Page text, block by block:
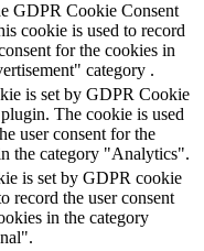
GDPR Cookie Consent
cookie is used to record
for the cookies in
category .
is set by GDPR Cookie
The cookie is used
user consent for the
the category "Analytics".
is set by GDPR cookie
record the user consent
in the category